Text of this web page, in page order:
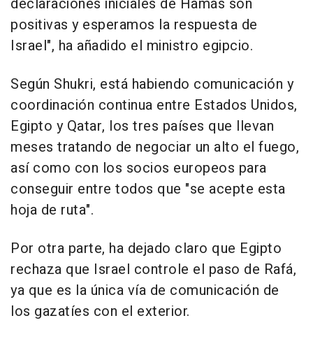
declaraciones iniciales de Hamás son
positivas y esperamos la respuesta de
Israel", ha añadido el ministro egipcio.
Según Shukri, está habiendo comunicación y
coordinación continua entre Estados Unidos,
Egipto y Qatar, los tres países que llevan
meses tratando de negociar un alto el fuego,
así como con los socios europeos para
conseguir entre todos que "se acepte esta
hoja de ruta".
Por otra parte, ha dejado claro que Egipto
rechaza que Israel controle el paso de Rafá,
ya que es la única vía de comunicación de
los gazatíes con el exterior.